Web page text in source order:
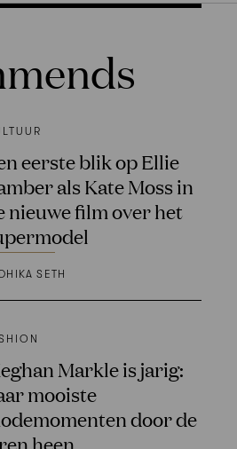
eerste blik op Ellie
als Kate Moss in
nieuwe film over het
SETH
Markle is jarig:
mooiste
door de
heen